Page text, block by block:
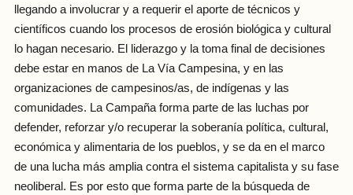
llegando a involucrar y a requerir el aporte de técnicos y
científicos cuando los procesos de erosión biológica y cultural
lo hagan necesario. El liderazgo y la toma final de decisiones
debe estar en manos de La Vía Campesina, y en las
organizaciones de campesinos/as, de indígenas y las
comunidades. La Campaña forma parte de las luchas por
defender, reforzar y/o recuperar la soberanía política, cultural,
económica y alimentaria de los pueblos, y se da en el marco
de una lucha más amplia contra el sistema capitalista y su fase
neoliberal. Es por esto que forma parte de la búsqueda de